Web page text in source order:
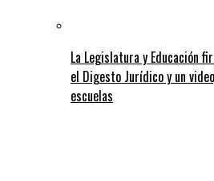
La Legislatura y Educación
el Digesto Jurídico y un
escuelas